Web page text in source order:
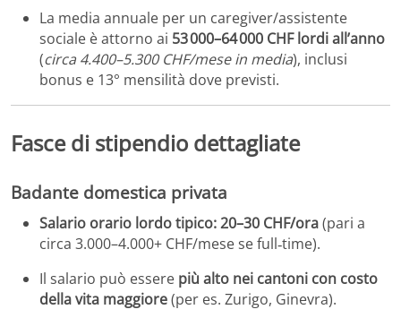
La media annuale per un caregiver/assistente
sociale è attorno ai 53 000–64 000 CHF lordi all’anno
(circa 4.400–5.300 CHF/mese in media), inclusi
bonus e 13° mensilità dove previsti.
Fasce di stipendio dettagliate
Badante domestica privata
Salario orario lordo tipico:20–30 CHF/ora(pari a
circa 3.000–4.000+ CHF/mese se full‑time).
Il salario può essere più alto nei cantoni con costo
della vita maggiore(per es. Zurigo, Ginevra).